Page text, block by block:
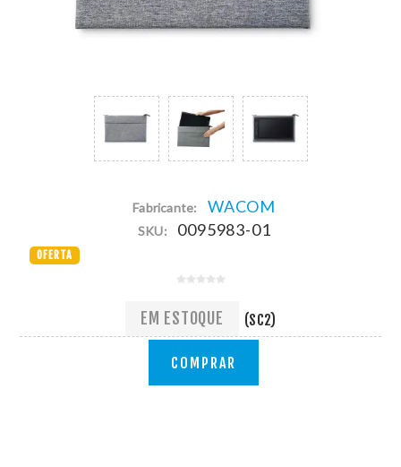
Fabricante: WACOM
SKU: 0095983-01
OFERTA
EM ESTOQUE (SC2)
COMPRAR